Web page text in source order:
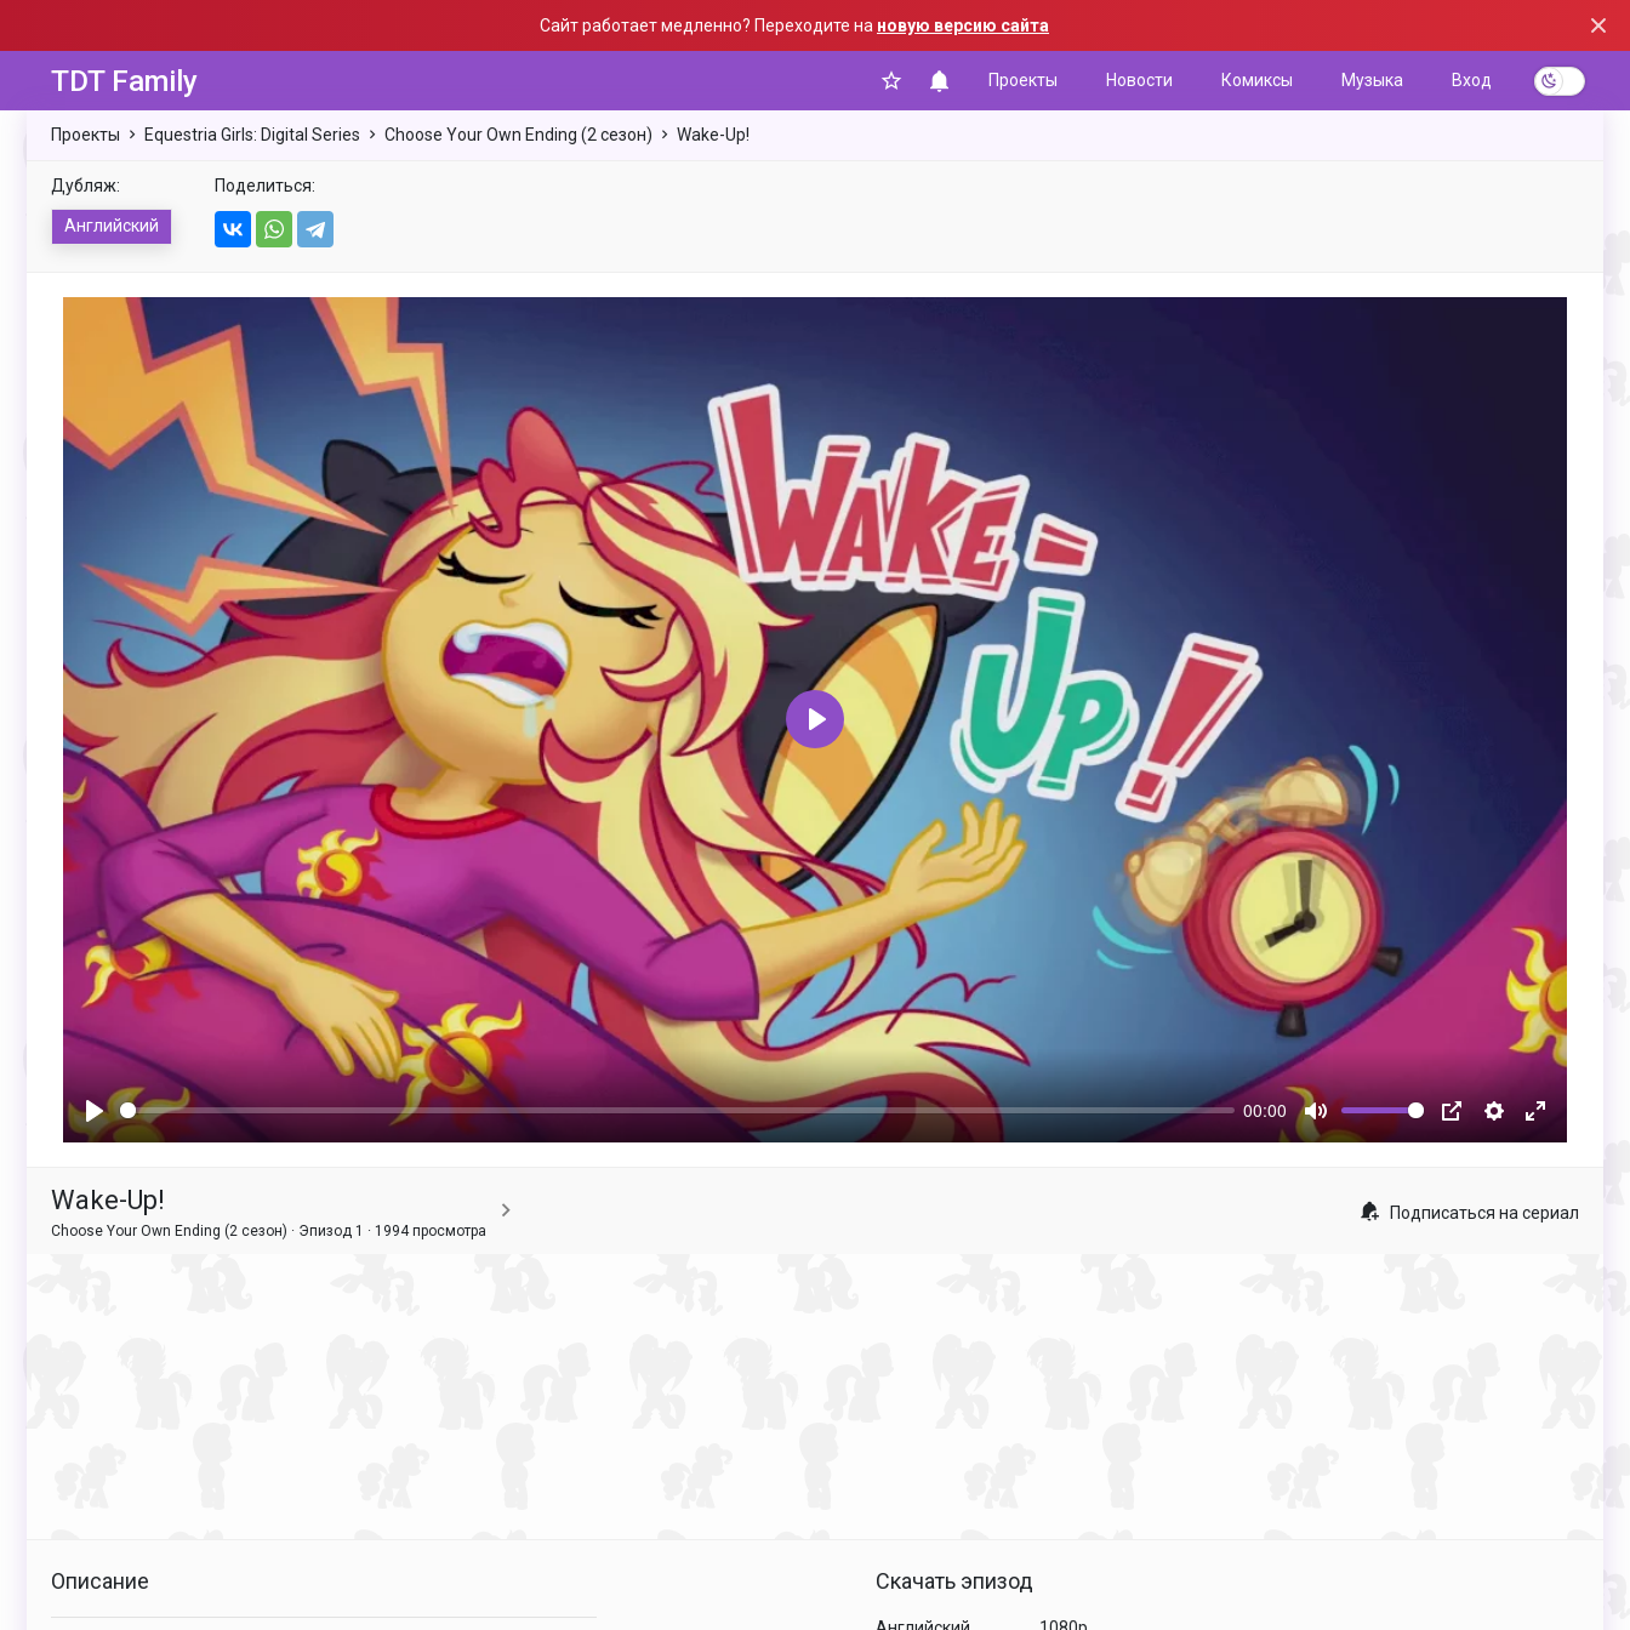
Сайт работает медленно? Переходите на новую версию сайта
TDT Family Проекты Новости Комиксы Музыка Вход
Проекты Equestria Girls: Digital Series Choose Your Own Ending (2 сезон) Wake-Up!
Дубляж:
Английский
Поделиться:
Воспроизвести
00:00
Mute
Воспроизвести
Wake-Up!
Choose Your Own Ending (2 сезон) · Эпизод 1 · 1994 просмотра
Подписаться на сериал
Описание Скачать эпизод